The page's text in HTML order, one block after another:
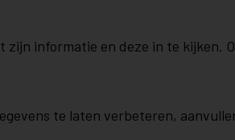
informatie en deze in te kijken.
te laten verbeteren,